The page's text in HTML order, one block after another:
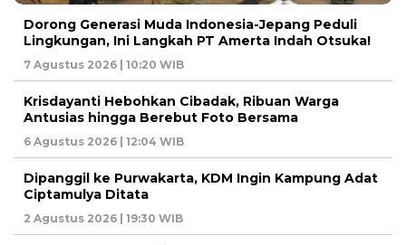
Dorong Generasi Muda Indonesia-Jepang Peduli
Lingkungan, Ini Langkah PT Amerta Indah Otsuka!
7 Agustus 2026 | 10:20 WIB
Krisdayanti Hebohkan Cibadak, Ribuan Warga
Antusias hingga Berebut Foto Bersama
6 Agustus 2026 | 12:04 WIB
Dipanggil ke Purwakarta, KDM Ingin Kampung Adat
Ciptamulya Ditata
2 Agustus 2026 | 19:30 WIB